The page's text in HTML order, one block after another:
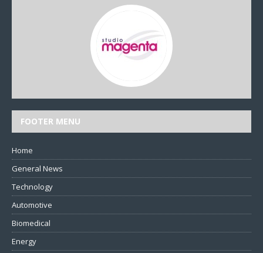
FOOTER MENU
Home
General News
Technology
Automotive
Biomedical
Energy